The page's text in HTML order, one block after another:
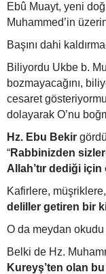
Ebû Muayt, yeni
Muhammed’in
Başını dahi
Biliyordu Ukbe b.
bozmayacağını,
cesaret
dolayarak O’nu
Hz. Ebu Bekir
“Rabbinizden
Allah’tır dediği
Kafirlere,
deliller getiren bir
O da meydan
Belki de Hz.
Kureyş’ten olan